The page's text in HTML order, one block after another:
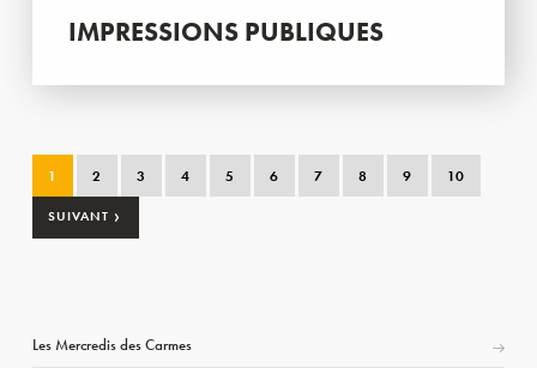
IMPRESSIONS PUBLIQUES
1 2 3 4 5 6 7 8 9 10
SUIVANT ›
Les Mercredis des Carmes